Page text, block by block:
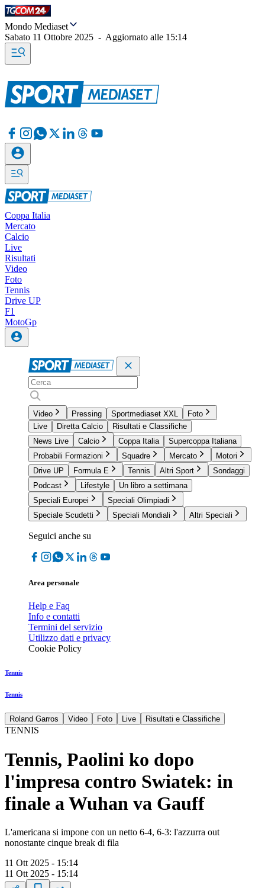
Mondo Mediaset
Sabato 11 Ottobre 2025 - Aggiornato alle 15:14
Coppa Italia
Mercato
Calcio
Live
Risultati
Video
Foto
Tennis
Drive UP
F1
MotoGp
Video Pressing Sportmediaset XXL
Foto
Live
Diretta Calcio
Risultati e Classifiche
News Live
Calcio Coppa Italia
Supercoppa Italiana
Probabili Formazioni
Squadre Mercato
Motori
Drive UP
Formula E Tennis Altri Sport
Sondaggi
Podcast
Lifestyle
Un libro a settimana
Speciali Europei
Speciali Olimpiadi
Speciale Scudetti
Speciali Mondiali Altri Speciali
Seguici anche su
Area personale
Help e Faq
Info e contatti
Termini del servizio
Utilizzo dati e privacy
Cookie Policy
Tennis
Tennis
Roland Garros Video Foto Live Risultati e Classifiche
TENNIS
Tennis, Paolini ko dopo
l'impresa contro Swiatek: in
finale a Wuhan va Gauff
L'americana si impone con un netto 6-4, 6-3: l'azzurra out
nonostante cinque break di fila
11 Ott 2025 - 15:14
11 Ott 2025 - 15:14